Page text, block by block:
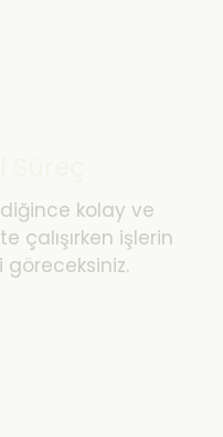
kolay ve
çalışırken işlerin
göreceksiniz.